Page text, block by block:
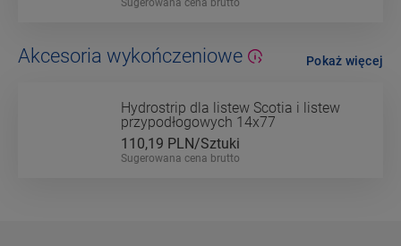
Sugerowana cena brutto
Akcesoria wykończeniowe
Hydrostrip dla listew Scotia i listew
przypodłogowych 14x77
110,19 PLN/Sztuki
Sugerowana cena brutto
Pokaż więcej